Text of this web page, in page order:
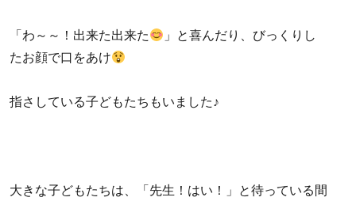
「わ～～！出来た出来た
」と喜んだり、びっくりし
たお顔で口をあけ
指さしている子どもたちもいました♪
大きな子どもたちは、「先生！はい！」と待っている間